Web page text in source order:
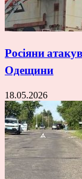
Росіяни
Одещини
18.05.2026